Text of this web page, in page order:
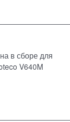
в сборе для
V640M